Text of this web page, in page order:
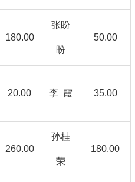
180.00
张盼
盼
50.00
20.00 李 霞 35.00
260.00
孙桂
荣
180.00